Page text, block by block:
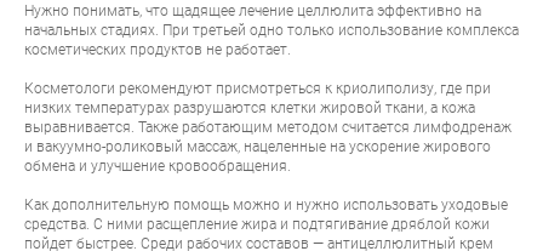
Нужно понимать, что щадящее лечение целлюлита эффективно на
начальных стадиях. При третьей одно только использование комплекса
косметических продуктов не работает.
Косметологи рекомендуют присмотреться к криолиполизу, где при
низких температурах разрушаются клетки жировой ткани, а кожа
выравнивается. Также работающим методом считается лимфодренаж
и вакуумно-роликовый массаж, нацеленные на ускорение жирового
обмена и улучшение кровообращения.
Как дополнительную помощь можно и нужно использовать уходовые
средства. С ними расщепление жира и подтягивание дряблой кожи
пойдет быстрее. Среди рабочих составов — антицеллюлитный крем